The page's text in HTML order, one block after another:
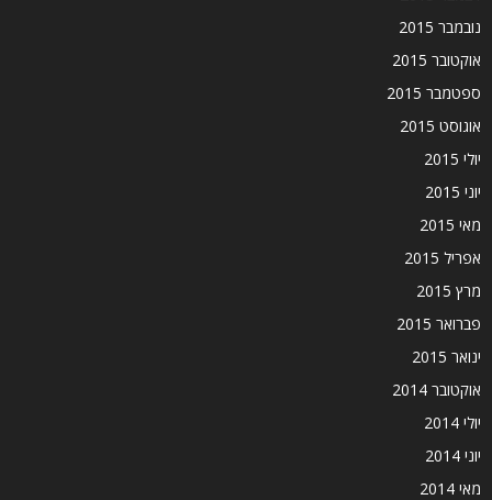
נובמבר 2015
אוקטובר 2015
ספטמבר 2015
אוגוסט 2015
יולי 2015
יוני 2015
מאי 2015
אפריל 2015
מרץ 2015
פברואר 2015
ינואר 2015
אוקטובר 2014
יולי 2014
יוני 2014
מאי 2014